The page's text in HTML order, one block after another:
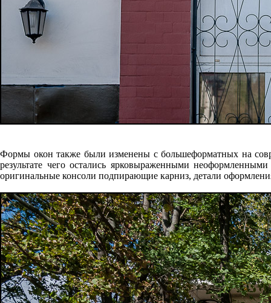
Формы окон также были изменены с большеформатных на
результате чего остались ярковыраженными
оригинальные консоли подпирающие карниз, детали